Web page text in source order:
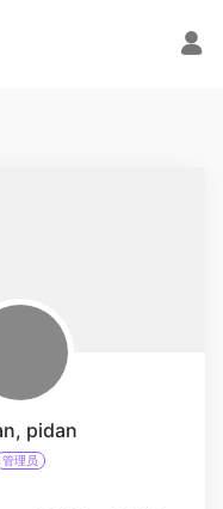
pidan
管理员